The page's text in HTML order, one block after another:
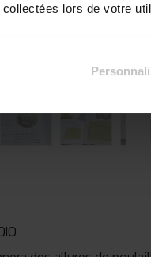
lors de votre